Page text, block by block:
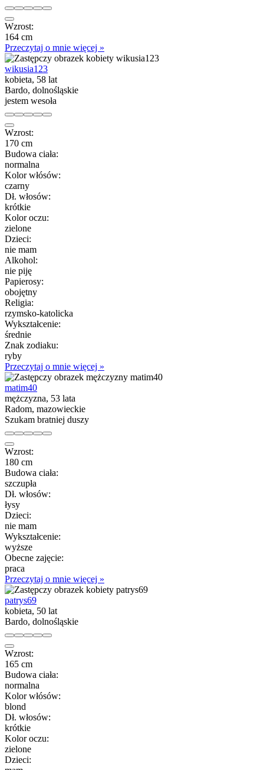
Wzrost:
164 cm
Przeczytaj o mnie więcej »
wikusia123
kobieta, 58 lat
Bardo, dolnośląskie
jestem wesoła
Wzrost:
170 cm
Budowa ciała:
normalna
Kolor włósów:
czarny
Dł. włosów:
krótkie
Kolor oczu:
zielone
Dzieci:
nie mam
Alkohol:
nie piję
Papierosy:
obojętny
Religia:
rzymsko-katolicka
Wykształcenie:
średnie
Znak zodiaku:
ryby
Przeczytaj o mnie więcej »
matim40
mężczyzna, 53 lata
Radom, mazowieckie
Szukam bratniej duszy
Wzrost:
180 cm
Budowa ciała:
szczupła
Dł. włosów:
łysy
Dzieci:
nie mam
Wykształcenie:
wyższe
Obecne zajęcie:
praca
Przeczytaj o mnie więcej »
patrys69
kobieta, 50 lat
Bardo, dolnośląskie
Wzrost:
165 cm
Budowa ciała:
normalna
Kolor włósów:
blond
Dł. włosów:
krótkie
Kolor oczu:
zielone
Dzieci: